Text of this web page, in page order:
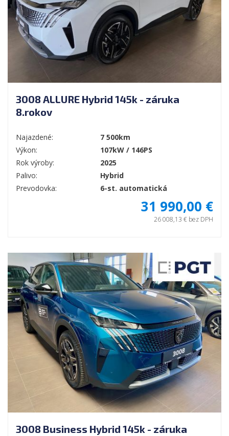
3008 ALLURE Hybrid 145k - záruka
8.rokov
Najazdené:
7 500km
Výkon:
107kW / 146PS
Rok výroby:
2025
Palivo:
Hybrid
Prevodovka:
6-st. automatická
31 990,00 €
26 008,13 € bez DPH
3008 Business Hybrid 145k - záruka